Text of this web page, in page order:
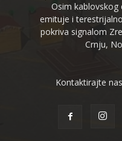
Osim kablovskog
emituje i
pokriva signalom
Crnju,
Kontaktirajte